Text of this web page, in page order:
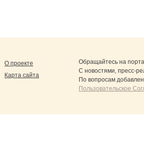
О проекте
Карта сайта
Обращайтесь на
С новостями, пресс-
По вопросам
Пользовательское